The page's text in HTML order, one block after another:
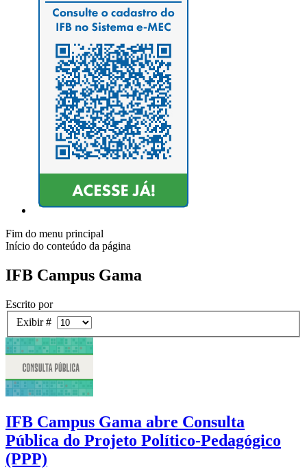
Fim do menu principal
Início do conteúdo da página
IFB Campus Gama
Escrito por
Exibir #
IFB Campus Gama abre Consulta
Pública do Projeto Político-Pedagógico
(PPP)